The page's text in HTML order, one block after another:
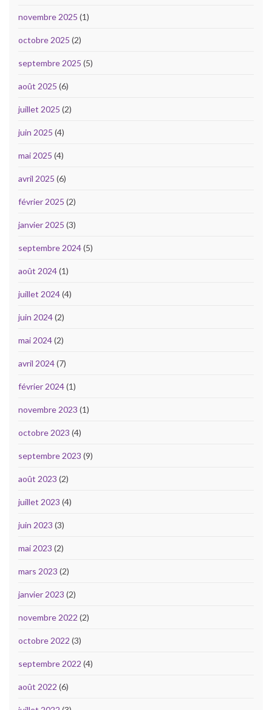
novembre 2025 (1)
octobre 2025 (2)
septembre 2025 (5)
août 2025 (6)
juillet 2025 (2)
juin 2025 (4)
mai 2025 (4)
avril 2025 (6)
février 2025 (2)
janvier 2025 (3)
septembre 2024(5)
août 2024(1)
juillet 2024(4)
juin 2024(2)
mai 2024(2)
avril 2024(7)
février 2024(1)
novembre 2023 (1)
octobre 2023 (4)
septembre 2023 (9)
août 2023 (2)
juillet 2023 (4)
juin 2023 (3)
mai 2023 (2)
mars 2023 (2)
janvier 2023 (2)
novembre 2022 (2)
octobre 2022 (3)
septembre 2022 (4)
août 2022 (6)